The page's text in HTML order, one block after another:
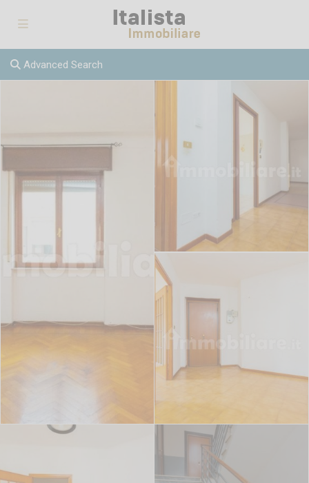
Advanced Search